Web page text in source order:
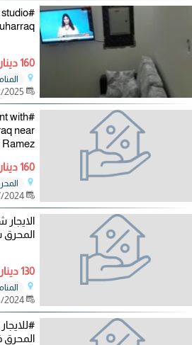
studio
160 دينار
with
near
Ramez
160 دينار
08/17/2024
المحرق
130 دينار
05/05/2024
المحرق